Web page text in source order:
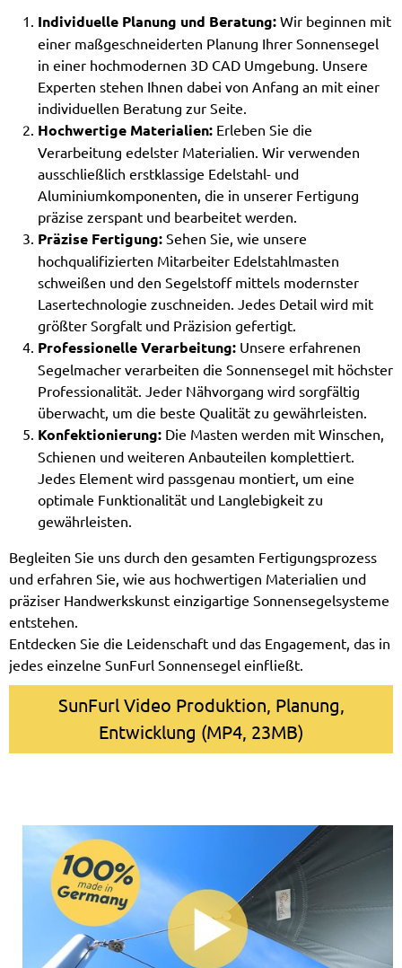
Individuelle Planung und Beratung: Wir beginnen mit
einer maßgeschneiderten Planung Ihrer Sonnensegel
in einer hochmodernen 3D CAD Umgebung. Unsere
Experten stehen Ihnen dabei von Anfang an mit einer
individuellen Beratung zur Seite.
Hochwertige Materialien: Erleben Sie die
Verarbeitung edelster Materialien. Wir verwenden
ausschließlich erstklassige Edelstahl- und
Aluminiumkomponenten, die in unserer Fertigung
präzise zerspant und bearbeitet werden.
Präzise Fertigung: Sehen Sie, wie unsere
hochqualifizierten Mitarbeiter Edelstahlmasten
schweißen und den Segelstoff mittels modernster
Lasertechnologie zuschneiden. Jedes Detail wird mit
größter Sorgfalt und Präzision gefertigt.
Professionelle Verarbeitung: Unsere erfahrenen
Segelmacher verarbeiten die Sonnensegel mit höchster
Professionalität. Jeder Nähvorgang wird sorgfältig
überwacht, um die beste Qualität zu gewährleisten.
Konfektionierung: Die Masten werden mit Winschen,
Schienen und weiteren Anbauteilen komplettiert.
Jedes Element wird passgenau montiert, um eine
optimale Funktionalität und Langlebigkeit zu
gewährleisten.
Begleiten Sie uns durch den gesamten Fertigungsprozess
und erfahren Sie, wie aus hochwertigen Materialien und
präziser Handwerkskunst einzigartige Sonnensegelsysteme
entstehen.
Entdecken Sie die Leidenschaft und das Engagement, das in
jedes einzelne SunFurl Sonnensegel einfließt.
SunFurl Video Produktion, Planung,
Entwicklung (MP4, 23MB)